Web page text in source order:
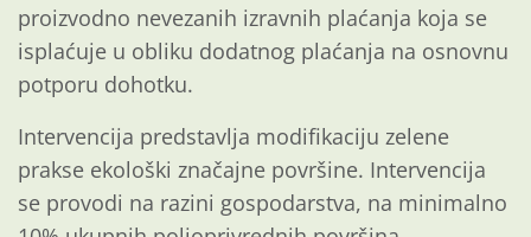
proizvodno nevezanih izravnih plaćanja koja se
isplaćuje u obliku dodatnog plaćanja na osnovnu
potporu dohotku.
Intervencija predstavlja modifikaciju zelene
prakse ekološki značajne površine. Intervencija
se provodi na razini gospodarstva, na minimalno